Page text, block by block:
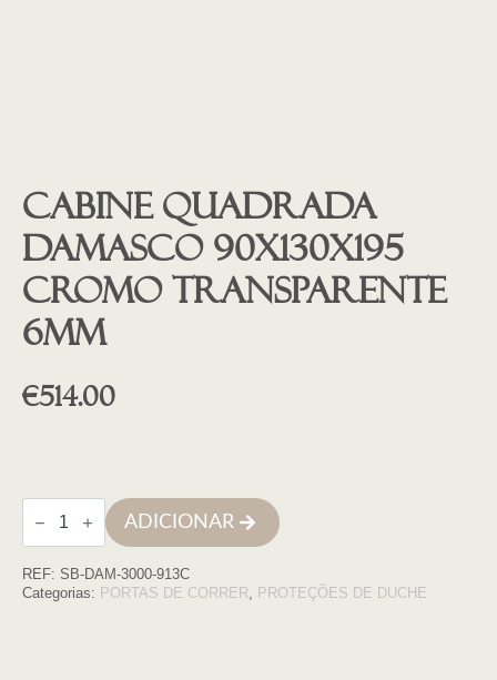
Cabine quadrada
Damasco 90x130x195
CROMO transparente
6mm
€514.00
Quantidade
de
Cabine
Damasco
90x130x195
ADICIONAR
REF: SB-DAM-3000-913C
Categorias: PORTAS DE CORRER, PROTEÇÕES DE DUCHE